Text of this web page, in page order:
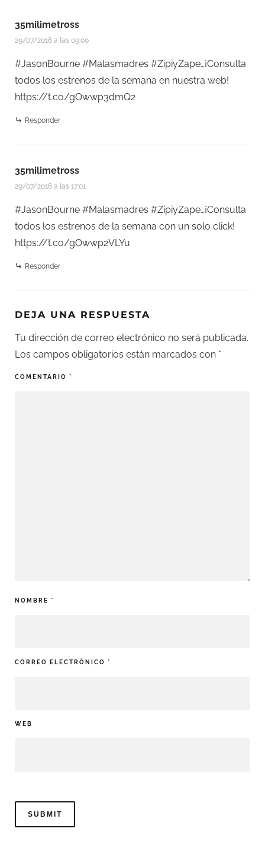
35milimetross
29/07/2016 a las 09:00
#JasonBourne #Malasmadres #ZipiyZape…¡Consulta
todos los estrenos de la semana en nuestra web!
https://t.co/gOwwp3dmQ2
Responder
35milimetross
29/07/2016 a las 17:01
#JasonBourne #Malasmadres #ZipiyZape…¡Consulta
todos los estrenos de la semana con un solo click!
https://t.co/gOwwp2VLYu
Responder
DEJA UNA RESPUESTA
Tu dirección de correo electrónico no será publicada.
Los campos obligatorios están marcados con *
COMENTARIO *
NOMBRE *
CORREO ELECTRÓNICO *
WEB